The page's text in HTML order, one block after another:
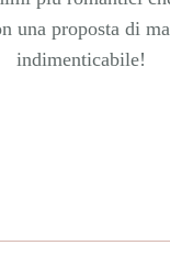
una proposta di
indimenticabile!